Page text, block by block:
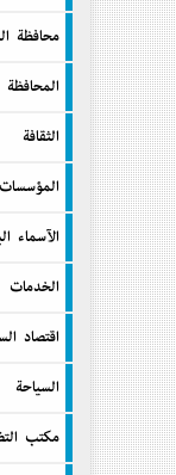
محافظة
المحافظة
الثقافة
المؤسسات
الآسماء
الخدمات
اقتصاد
السیاحة
مكتب